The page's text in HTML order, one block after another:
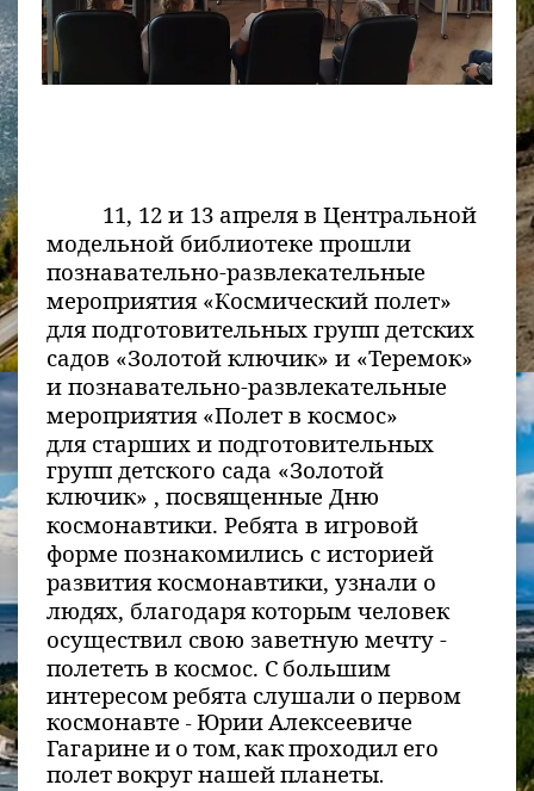
11, 12 и 13 апреля в Центральной
модельной библиотеке прошли
познавательно-развлекательные
мероприятия «Космический полет»
для подготовительных групп детских
садов «Золотой ключик» и «Теремок»
и познавательно-развлекательные
мероприятия «Полет в космос»
для старших и подготовительных
групп детского сада «Золотой
ключик» , посвященные Дню
космонавтики. Ребята в игровой
форме познакомились с историей
развития космонавтики, узнали о
людях, благодаря которым человек
осуществил свою заветную мечту -
полететь в космос. С большим
интересом ребята слушали о первом
космонавте - Юрии Алексеевиче
Гагарине и о том, как проходил его
полет вокруг нашей планеты.